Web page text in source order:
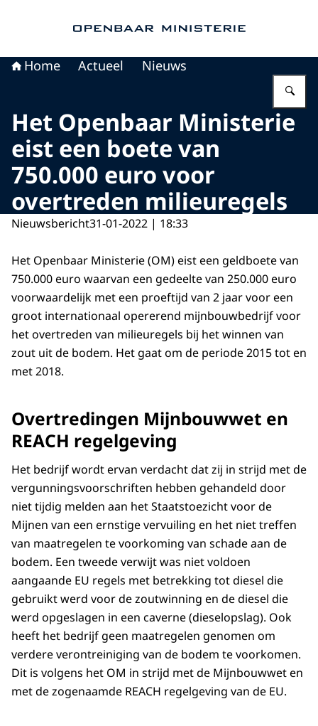
Home Actueel Nieuws
Het Openbaar Ministerie
eist een boete van
750.000 euro voor
overtreden milieuregels
Nieuwsbericht31-01-2022 | 18:33
Het Openbaar Ministerie (OM) eist een geldboete van
750.000 euro waarvan een gedeelte van 250.000 euro
voorwaardelijk met een proeftijd van 2 jaar voor een
groot internationaal opererend mijnbouwbedrijf voor
het overtreden van milieuregels bij het winnen van
zout uit de bodem. Het gaat om de periode 2015 tot en
met 2018.
Overtredingen Mijnbouwwet en
REACH regelgeving
Het bedrijf wordt ervan verdacht dat zij in strijd met de
vergunningsvoorschriften hebben gehandeld door
niet tijdig melden aan het Staatstoezicht voor de
Mijnen van een ernstige vervuiling en het niet treffen
van maatregelen te voorkoming van schade aan de
bodem. Een tweede verwijt was niet voldoen
aangaande EU regels met betrekking tot diesel die
gebruikt werd voor de zoutwinning en de diesel die
werd opgeslagen in een caverne (dieselopslag). Ook
heeft het bedrijf geen maatregelen genomen om
verdere verontreiniging van de bodem te voorkomen.
Dit is volgens het OM in strijd met de Mijnbouwwet en
met de zogenaamde REACH regelgeving van de EU.